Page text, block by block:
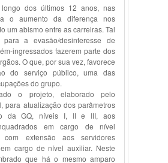
longo dos últimos 12 anos, nas
o aumento da diferença nos
um abismo entre as carreiras. Tal
a evasão/desinteresse de
ingressados fazerem parte dos
O que, por sua vez, favorece
do serviço público, uma das
do grupo.
o projeto, elaborado pelo
para atualização dos parâmetros
da GQ, níveis I, II e III, aos
em cargo de nível
com extensão aos servidores
cargo de nível auxiliar. Neste
que há o mesmo amparo